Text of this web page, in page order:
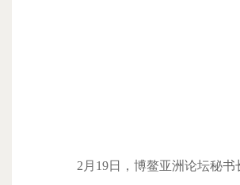
2月19日，博鳌亚洲论坛秘书